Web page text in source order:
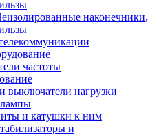
наконечники,
частоты
выключатели нагрузки
и катушки к ним
и